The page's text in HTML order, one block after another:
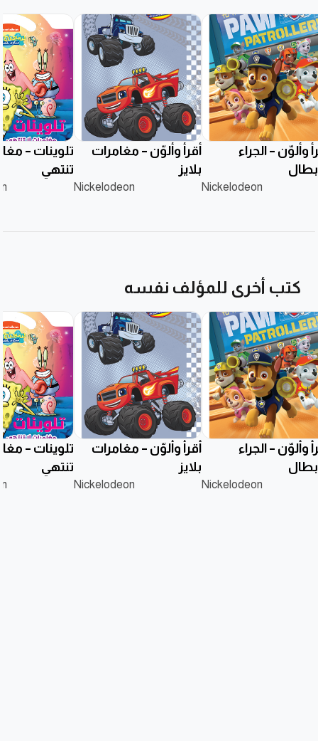
وألوّن – الجراء
Nickelodeon
أقرأ وألوّن – مغامرات
بلايز
Nickelodeon
تلوينات –
تنتهي
كتب أخرى للمؤلف نفسه
وألوّن – الجراء
Nickelodeon
أقرأ وألوّن – مغامرات
بلايز
Nickelodeon
تلوينات –
تنتهي